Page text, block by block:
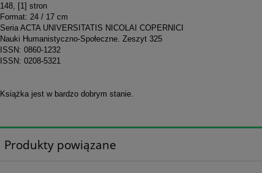
148, [1] stron
Format: 24 / 17 cm
Seria ACTA UNIVERSITATIS NICOLAI COPERNICI
Nauki Humanistyczno-Społeczne. Zeszyt 325
ISSN: 0860-1232
ISSN: 0208-5321
Książka jest w bardzo dobrym stanie.
Produkty powiązane